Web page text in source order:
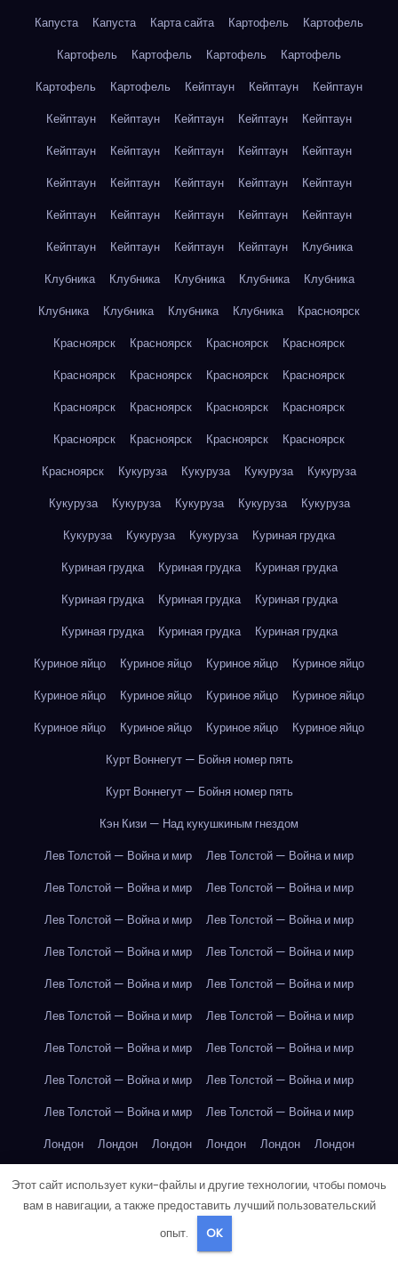
Капуста
Капуста Карта сайта Картофель
Картофель
Картофель
Картофель Картофель
Картофель
Картофель
Картофель Кейптаун Кейптаун
Кейптаун
Кейптаун
Кейптаун Кейптаун Кейптаун
Кейптаун
Кейптаун
Кейптаун Кейптаун Кейптаун
Кейптаун
Кейптаун
Кейптаун Кейптаун Кейптаун
Кейптаун
Кейптаун
Кейптаун Кейптаун Кейптаун
Кейптаун
Кейптаун
Кейптаун Кейптаун Кейптаун
Клубника
Клубника
Клубника Клубника Клубника
Клубника
Клубника
Клубника Клубника Клубника
Красноярск
Красноярск
Красноярск Красноярск
Красноярск
Красноярск
Красноярск Красноярск
Красноярск
Красноярск
Красноярск Красноярск
Красноярск
Красноярск
Красноярск Красноярск
Красноярск
Красноярск
Кукуруза Кукуруза Кукуруза
Кукуруза
Кукуруза
Кукуруза Кукуруза Кукуруза
Кукуруза
Кукуруза
Кукуруза Кукуруза
Куриная грудка
Куриная грудка
Куриная грудка
Куриная грудка
Куриная грудка
Куриная грудка
Куриная грудка
Куриная грудка
Куриная грудка
Куриная грудка
Куриное яйцо
Куриное яйцо Куриное яйцо
Куриное яйцо
Куриное яйцо
Куриное яйцо Куриное яйцо
Куриное яйцо
Куриное яйцо
Куриное яйцо Куриное яйцо
Куриное яйцо
Курт Воннегут — Бойня номер пять
Курт Воннегут — Бойня номер пять
Кэн Кизи — Над кукушкиным гнездом
Лев Толстой — Война и мир
Лев Толстой — Война и мир
Лев Толстой — Война и мир
Лев Толстой — Война и мир
Лев Толстой — Война и мир
Лев Толстой — Война и мир
Лев Толстой — Война и мир
Лев Толстой — Война и мир
Лев Толстой — Война и мир
Лев Толстой — Война и мир
Лев Толстой — Война и мир
Лев Толстой — Война и мир
Лев Толстой — Война и мир
Лев Толстой — Война и мир
Лев Толстой — Война и мир
Лев Толстой — Война и мир
Лев Толстой — Война и мир
Лев Толстой — Война и мир
Лондон
Лондон Лондон Лондон Лондон
Лондон
Лондон
Лондон
Лондон
Лондон Лондон Лондон Лондон
Лондон
Лондон Лондон
Этот сайт использует куки-файлы и другие технологии, чтобы помочь
вам в навигации, а также предоставить лучший пользовательский
опыт.
OK